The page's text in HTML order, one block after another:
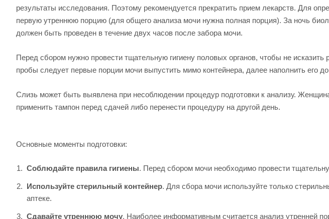
результаты исследования. Поэтому рекомендуется прекратить прием лекарств. Для
первую утреннюю порцию (для общего анализа мочи нужна полная порция). За ночь
должен быть проведен в течение двух часов после забора мочи.
Перед сбором нужно провести тщательную гигиену половых органов, чтобы не исказить
пробы следует первые порции мочи выпустить мимо контейнера, далее наполнить его
Слизь может быть выявлена при несоблюдении процедур подготовки к анализу.
применить тампон перед сдачей либо перенести процедуру на другой день.
Основные моменты подготовки:
Соблюдайте правила гигиены. Перед сбором мочи необходимо провести
Используйте стерильный контейнер. Для сбора мочи используйте только
аптеке.
Сдавайте утреннюю мочу. Наиболее информативным считается анализ утренней